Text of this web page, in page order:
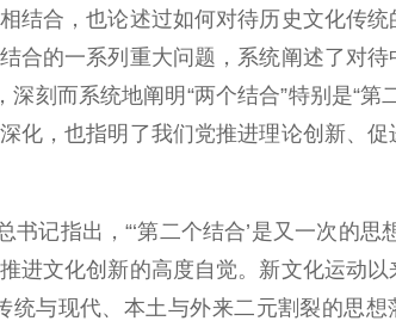
合，也论述过如何对待历史文化传统
合的一系列重大问题，系统阐述了对待
刻而系统地阐明“两个结合”特别是“第
化，也指明了我们党推进理论创新、促
指出，“‘第二个结合’是又一次的思
进文化创新的高度自觉。新文化运动以
与现代、本土与外来二元割裂的思想